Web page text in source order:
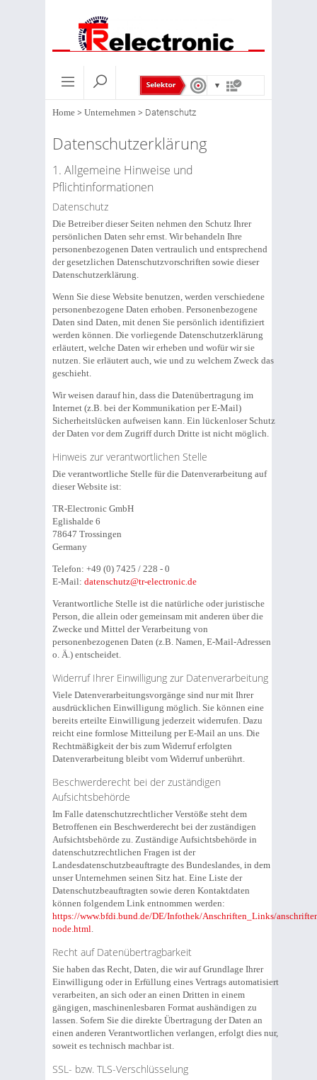
Home > Unternehmen > Datenschutz
Datenschutzerklärung
1. Allgemeine Hinweise und
Pflichtinformationen
Datenschutz
Die Betreiber dieser Seiten nehmen den Schutz Ihrer
persönlichen Daten sehr ernst. Wir behandeln Ihre
personenbezogenen Daten vertraulich und entsprechend
der gesetzlichen Datenschutzvorschriften sowie dieser
Datenschutzerklärung.
Wenn Sie diese Website benutzen, werden verschiedene
personenbezogene Daten erhoben. Personenbezogene
Daten sind Daten, mit denen Sie persönlich identifiziert
werden können. Die vorliegende Datenschutzerklärung
erläutert, welche Daten wir erheben und wofür wir sie
nutzen. Sie erläutert auch, wie und zu welchem Zweck das
geschieht.
Wir weisen darauf hin, dass die Datenübertragung im
Internet (z.B. bei der Kommunikation per E-Mail)
Sicherheitslücken aufweisen kann. Ein lückenloser Schutz
der Daten vor dem Zugriff durch Dritte ist nicht möglich.
Hinweis zur verantwortlichen Stelle
Die verantwortliche Stelle für die Datenverarbeitung auf
dieser Website ist:
TR-Electronic GmbH
Eglishalde 6
78647 Trossingen
Germany
Telefon: +49 (0) 7425 / 228 - 0
E-Mail: datenschutz@tr-electronic.de
Verantwortliche Stelle ist die natürliche oder juristische
Person, die allein oder gemeinsam mit anderen über die
Zwecke und Mittel der Verarbeitung von
personenbezogenen Daten (z.B. Namen, E-Mail-Adressen
o. Ä.) entscheidet.
Widerruf Ihrer Einwilligung zur Datenverarbeitung
Viele Datenverarbeitungsvorgänge sind nur mit Ihrer
ausdrücklichen Einwilligung möglich. Sie können eine
bereits erteilte Einwilligung jederzeit widerrufen. Dazu
reicht eine formlose Mitteilung per E-Mail an uns. Die
Rechtmäßigkeit der bis zum Widerruf erfolgten
Datenverarbeitung bleibt vom Widerruf unberührt.
Beschwerderecht bei der zuständigen
Aufsichtsbehörde
Im Falle datenschutzrechtlicher Verstöße steht dem
Betroffenen ein Beschwerderecht bei der zuständigen
Aufsichtsbehörde zu. Zuständige Aufsichtsbehörde in
datenschutzrechtlichen Fragen ist der
Landesdatenschutzbeauftragte des Bundeslandes, in dem
unser Unternehmen seinen Sitz hat. Eine Liste der
Datenschutzbeauftragten sowie deren Kontaktdaten
können folgendem Link entnommen werden:
https://www.bfdi.bund.de/DE/Infothek/Anschriften_Links/
node.html.
Recht auf Datenübertragbarkeit
Sie haben das Recht, Daten, die wir auf Grundlage Ihrer
Einwilligung oder in Erfüllung eines Vertrags automatisiert
verarbeiten, an sich oder an einen Dritten in einem
gängigen, maschinenlesbaren Format aushändigen zu
lassen. Sofern Sie die direkte Übertragung der Daten an
einen anderen Verantwortlichen verlangen, erfolgt dies nur,
soweit es technisch machbar ist.
SSL- bzw. TLS-Verschlüsselung